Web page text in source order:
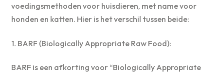
voedingsmethoden voor huisdieren, met name voor
honden en katten. Hier is het verschil tussen beide:
1. BARF (Biologically Appropriate Raw Food):
BARF is een afkorting voor “Biologically Appropriate